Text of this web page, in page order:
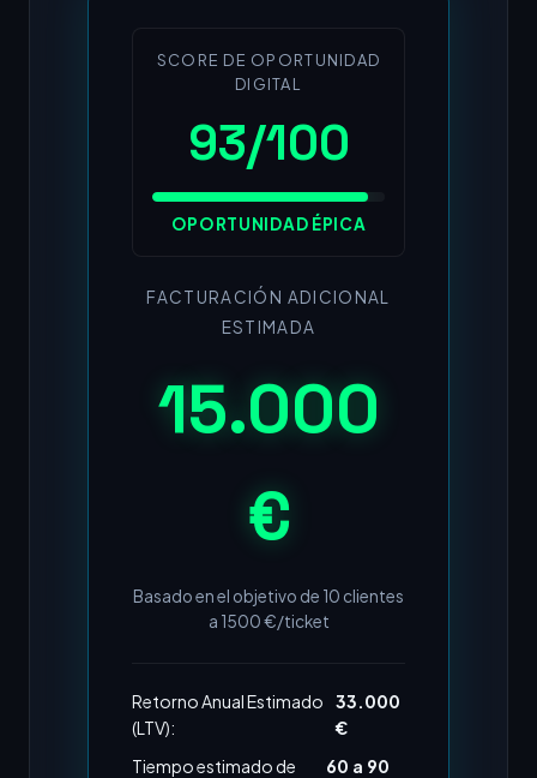
SCORE DE OPORTUNIDAD
DIGITAL
93/100
OPORTUNIDAD ÉPICA
FACTURACIÓN ADICIONAL
ESTIMADA
15.000
€
Basado en el objetivo de 10 clientes
a 1500€/ticket
Retorno Anual Estimado
(LTV):
33.000
€
Tiempo estimado de
60 a 90